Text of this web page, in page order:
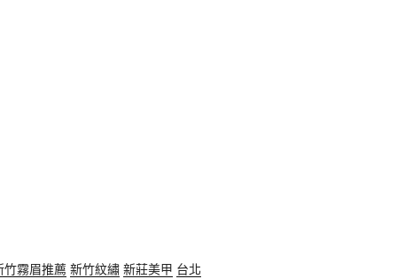
竹霧眉推薦 新竹紋繡 新莊美甲 台北